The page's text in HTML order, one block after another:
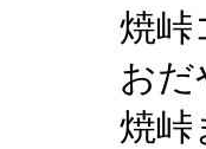
焼峠
おだ
焼峠